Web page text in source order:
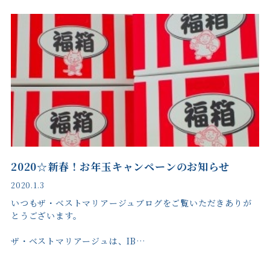
2020☆新春！お年玉キャンペーンのお知らせ
2020.1.3
いつもザ・ベストマリアージュブログをご覧いただきありが
とうございます。
ザ・ベストマリアージュは、IB…